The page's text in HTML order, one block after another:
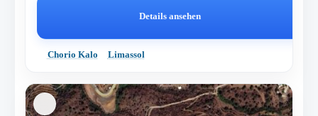
Details ansehen
Chorio Kalo Limassol